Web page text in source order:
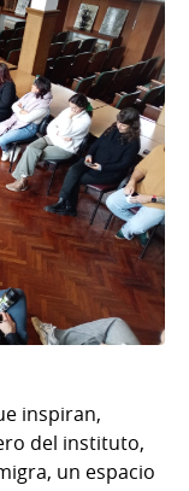
inspiran,
del instituto,
un espacio